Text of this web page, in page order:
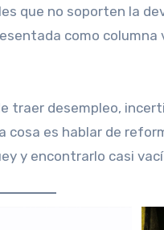
que no soporten la
como
traer desempleo,
es hablar de
y encontrarlo casi